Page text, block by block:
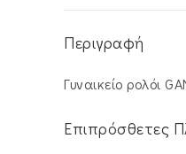
Περιγραφή
Γυναικείο ρολόι
Επιπρόσθετες